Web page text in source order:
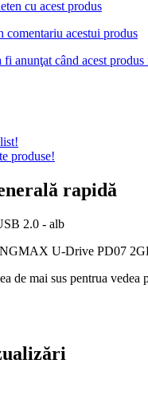
cu acest produs
comentariu acestui produs
anunţat când acest
produse!
rapidă
2.0 - alb
de mai sus pentrua vedea